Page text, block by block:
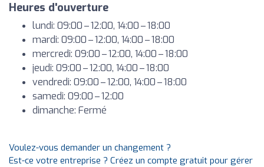
Heures d'ouverture
lundi: 09:00 – 12:00, 14:00 – 18:00
mardi: 09:00 – 12:00, 14:00 – 18:00
mercredi: 09:00 – 12:00, 14:00 – 18:00
jeudi: 09:00 – 12:00, 14:00 – 18:00
vendredi: 09:00 – 12:00, 14:00 – 18:00
samedi: 09:00 – 12:00
dimanche: Fermé
Voulez-vous demander un changement ?
Est-ce votre entreprise ? Créez un compte gratuit pour gérer